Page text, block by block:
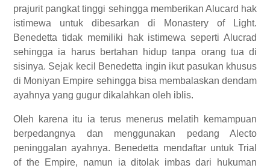
prajurit pangkat tinggi sehingga memberikan Alucard hak
istimewa untuk dibesarkan di Monastery of Light.
Benedetta tidak memiliki hak istimewa seperti Alucrad
sehingga ia harus bertahan hidup tanpa orang tua di
sisinya. Sejak kecil Benedetta ingin ikut pasukan khusus
di Moniyan Empire sehingga bisa membalaskan dendam
ayahnya yang gugur dikalahkan oleh iblis.
Oleh karena itu ia terus menerus melatih kemampuan
berpedangnya dan menggunakan pedang Alecto
peninggalan ayahnya. Benedetta mendaftar untuk Trial
of the Empire, namun ia ditolak imbas dari hukuman